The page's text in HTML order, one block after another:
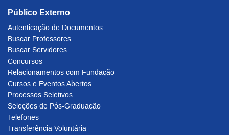
Público Externo
Autenticação de Documentos
Buscar Professores
Buscar Servidores
Concursos
Relacionamentos com Fundação
Cursos e Eventos Abertos
Processos Seletivos
Seleções de Pós-Graduação
Telefones
Transferência Voluntária